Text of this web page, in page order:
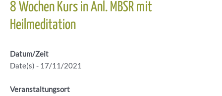
8 Wochen Kurs in Anl. MBSR mit
Heilmeditation
Datum/Zeit
Date(s) - 17/11/2021
Veranstaltungsort